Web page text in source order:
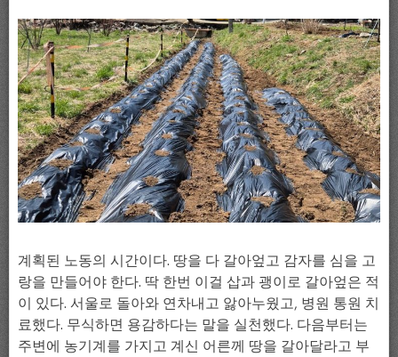
계획된 노동의 시간이다. 땅을 다 갈아엎고 감자를 심을 고
랑을 만들어야 한다. 딱 한번 이걸 삽과 괭이로 갈아엎은 적
이 있다. 서울로 돌아와 연차내고 앓아누웠고, 병원 통원 치
료했다. 무식하면 용감하다는 말을 실천했다. 다음부터는
주변에 농기계를 가지고 계신 어른께 땅을 갈아달라고 부